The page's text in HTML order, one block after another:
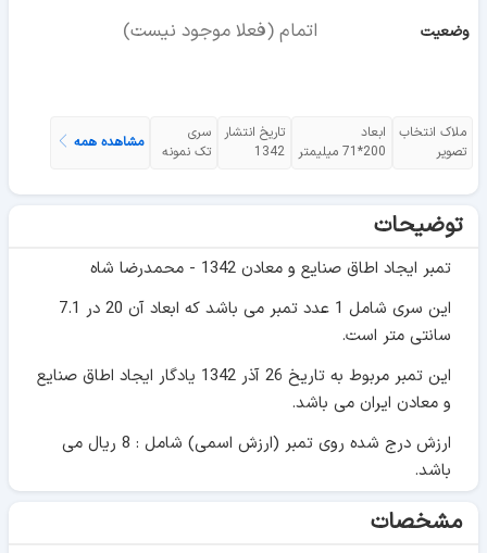
وضعیت اتمام (فعلا موجود نیست)
ملاک انتخاب
تصویر
ابعاد
200*71 میلیمتر
تاریخ انتشار
1342
سری
تک نمونه
مشاهده همه
توضیحات
تمبر ایجاد اطاق صنایع و معادن 1342 - محمدرضا شاه
این سری شامل 1 عدد تمبر می باشد که ابعاد آن 20 در 7.1
سانتی متر است.
این تمبر مربوط به تاریخ 26 آذر 1342 یادگار ایجاد اطاق صنایع
و معادن ایران می باشد.
ارزش درج شده روی تمبر (ارزش اسمی) شامل : 8 ریال می
باشد.
مشخصات